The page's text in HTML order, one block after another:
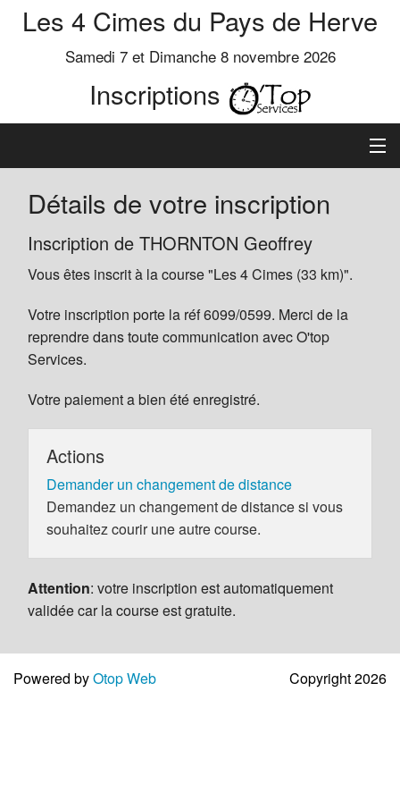
Les 4 Cimes du Pays de Herve
Samedi 7 et Dimanche 8 novembre 2026
Inscriptions
Inscription
Préinscrits
Informations
Détails de votre inscription
Inscription de THORNTON Geoffrey
Vous êtes inscrit à la course "Les 4 Cimes (33 km)".
Votre inscription porte la réf 6099/0599. Merci de la
reprendre dans toute communication avec O'top
Services.
Votre paiement a bien été enregistré.
Actions
Demander un changement de distance
Demandez un changement de distance si vous
souhaitez courir une autre course.
Attention: votre inscription est automatiquement
validée car la course est gratuite.
Powered byOtop Web Copyright 2026